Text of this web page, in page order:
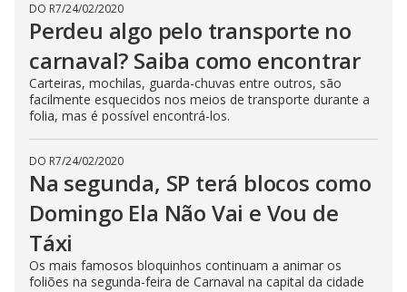
DO R7/24/02/2020
Perdeu algo pelo transporte no
carnaval? Saiba como encontrar
Carteiras, mochilas, guarda-chuvas entre outros, são
facilmente esquecidos nos meios de transporte durante a
folia, mas é possível encontrá-los.
DO R7/24/02/2020
Na segunda, SP terá blocos como
Domingo Ela Não Vai e Vou de
Táxi
Os mais famosos bloquinhos continuam a animar os
foliões na segunda-feira de Carnaval na capital da cidade